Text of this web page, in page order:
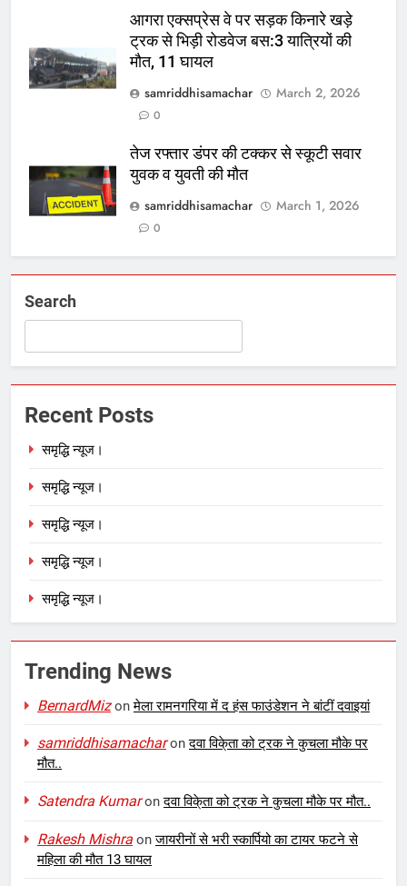
आगरा एक्सप्रेस वे पर सड़क किनारे खड़े
ट्रक से भिड़ी रोडवेज बस:3 यात्रियों की
मौत, 11 घायल
samriddhisamachar
March 2, 2026
0
तेज रफ्तार डंपर की टक्कर से स्कूटी सवार
युवक व युवती की मौत
samriddhisamachar
March 1, 2026
0
Search
Recent Posts
समृद्धि न्यूज।
समृद्धि न्यूज।
समृद्धि न्यूज।
समृद्धि न्यूज।
समृद्धि न्यूज।
Trending News
BernardMizonमेला रामनगरिया में द हंस फाउंडेशन ने बांटीं दवाइयां
samriddhisamacharonदवा विके्ता को ट्रक ने कुचला मौके पर
मौत..
Satendra Kumaronदवा विके्ता को ट्रक ने कुचला मौके पर मौत..
Rakesh Mishra onजायरीनों से भरी स्कार्पियो का टायर फटने से
महिला की मौत 13 घायल